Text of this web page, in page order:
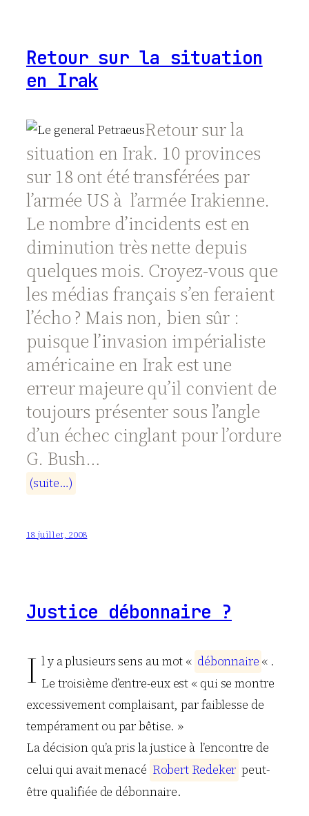
Retour sur la situation
en Irak
Retour sur la
situation en Irak. 10 provinces
sur 18 ont été transférées par
l’armée US à l’armée Irakienne.
Le nombre d’incidents est en
diminution très nette depuis
quelques mois. Croyez-vous que
les médias français s’en feraient
l’écho ? Mais non, bien sûr :
puisque l’invasion impérialiste
américaine en Irak est une
erreur majeure qu’il convient de
toujours présenter sous l’angle
d’un échec cinglant pour l’ordure
G. Bush…
(suite…)
18 juillet, 2008
Justice débonnaire ?
I l y a plusieurs sens au mot « débonnaire « .
Le troisième d’entre-eux est « qui se montre
excessivement complaisant, par faiblesse de
tempérament ou par bêtise. »
La décision qu’a pris la justice à l’encontre de
celui qui avait menacé Robert Redeker peut-
être qualifiée de débonnaire.